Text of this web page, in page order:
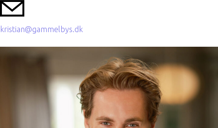
kristian@gammelbys.dk